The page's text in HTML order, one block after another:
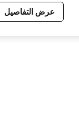
عرض التفاصيل